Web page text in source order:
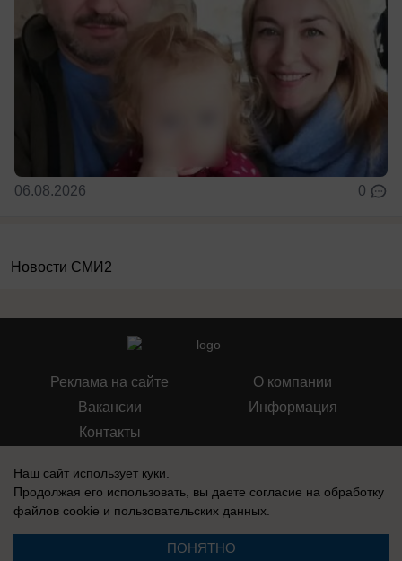
06.08.2026 0
Новости СМИ2
Реклама на сайте
Вакансии
Контакты
О компании
Информация
Федеральной службой по надзору в сфере связи, информационных
технологий и массовых коммуникаций (Роскомнадзор) 19 июля 2019 г.
Наш сайт использует куки.
Продолжая его использовать, вы даете согласие на обработку
файлов cookie и пользовательских данных.
ПОНЯТНО